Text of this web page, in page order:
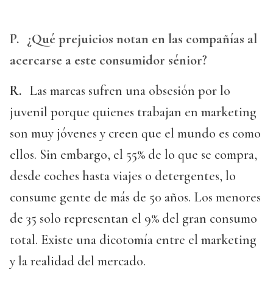
P. ¿Qué prejuicios notan en las compañías al
acercarse a este consumidor sénior?
R. Las marcas sufren una obsesión por lo
juvenil porque quienes trabajan en marketing
son muy jóvenes y creen que el mundo es como
ellos. Sin embargo, el 55% de lo que se compra,
desde coches hasta viajes o detergentes, lo
consume gente de más de 50 años. Los menores
de 35 solo representan el 9% del gran consumo
total. Existe una dicotomía entre el marketing
y la realidad del mercado.